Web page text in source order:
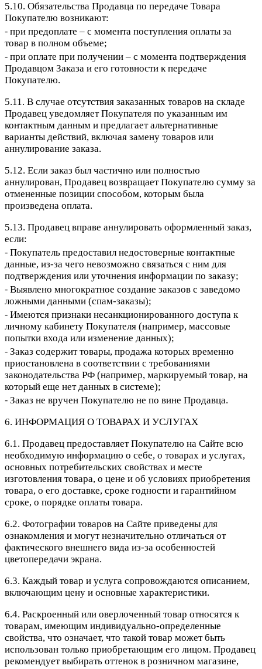
5.10. Обязательства Продавца по передаче Товара
Покупателю возникают:
⁃ при предоплате – с момента поступления оплаты за
товар в полном объеме;
⁃ при оплате при получении – с момента подтверждения
Продавцом Заказа и его готовности к передаче
Покупателю.
5.11. В случае отсутствия заказанных товаров на складе
Продавец уведомляет Покупателя по указанным им
контактным данным и предлагает альтернативные
варианты действий, включая замену товаров или
аннулирование заказа.
5.12. Если заказ был частично или полностью
аннулирован, Продавец возвращает Покупателю сумму за
отмененные позиции способом, которым была
произведена оплата.
5.13. Продавец вправе аннулировать оформленный заказ,
если:
⁃ Покупатель предоставил недостоверные контактные
данные, из-за чего невозможно связаться с ним для
подтверждения или уточнения информации по заказу;
⁃ Выявлено многократное создание заказов с заведомо
ложными данными (спам-заказы);
⁃ Имеются признаки несанкционированного доступа к
личному кабинету Покупателя (например, массовые
попытки входа или изменение данных);
⁃ Заказ содержит товары, продажа которых временно
приостановлена в соответствии с требованиями
законодательства РФ (например, маркируемый товар, на
который еще нет данных в системе);
⁃ Заказ не вручен Покупателю не по вине Продавца.
6. ИНФОРМАЦИЯ О ТОВАРАХ И УСЛУГАХ
6.1. Продавец предоставляет Покупателю на Сайте всю
необходимую информацию о себе, о товарах и услугах,
основных потребительских свойствах и месте
изготовления товара, о цене и об условиях приобретения
товара, о его доставке, сроке годности и гарантийном
сроке, о порядке оплаты товара.
6.2. Фотографии товаров на Сайте приведены для
ознакомления и могут незначительно отличаться от
фактического внешнего вида из-за особенностей
цветопередачи экрана.
6.3. Каждый товар и услуга сопровождаются описанием,
включающим цену и основные характеристики.
6.4. Раскроенный или оверлоченный товар относятся к
товарам, имеющим индивидуально-определенные
свойства, что означает, что такой товар может быть
использован только приобретающим его лицом. Продавец
рекомендует выбирать оттенок в розничном магазине,